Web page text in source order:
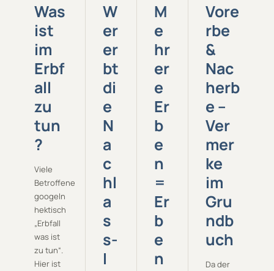
Was
ist
im
Erbf
all
zu
tun
?
Viele
Betroffene
googeln
hektisch
„Erbfall
was ist
zu tun“.
Hier ist
W
er
er
bt
di
e
N
a
c
hl
a
s
s-
I
M
e
hr
er
e
Er
b
e
n
=
Er
b
e
n
Vore
rbe
&
Nac
herb
e –
Ver
mer
ke
im
Gru
ndb
uch
Da der